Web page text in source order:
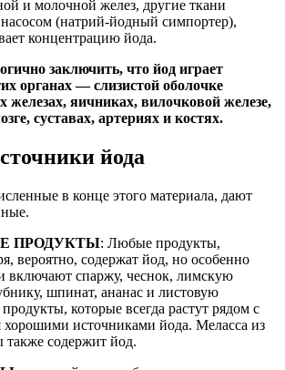
и молочной желез, другие ткани
(натрий-йодный симпортер),
концентрацию йода.
заключить, что йод играет
органах — слизистой оболочке
железах, яичниках, вилочковой железе,
суставах, артериях и костях.
йода
в конце этого материала, дают
ПРОДУКТЫ: Любые продукты,
вероятно, содержат йод, но особенно
включают спаржу, чеснок, лимскую
шпинат, ананас и листовую
которые всегда растут рядом с
хорошими источниками йода. Меласса из
содержит йод.